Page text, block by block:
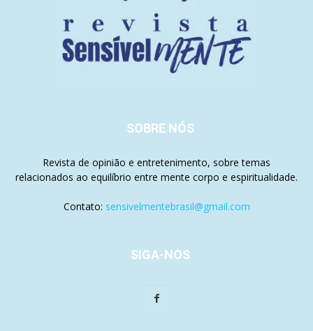
SOBRE NÓS
Revista de opinião e entretenimento, sobre temas
relacionados ao equilíbrio entre mente corpo e espiritualidade.
Contato: sensivelmentebrasil@gmail.com
SIGA-NOS